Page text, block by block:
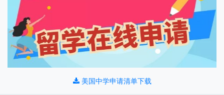
美国中学申请清单下载